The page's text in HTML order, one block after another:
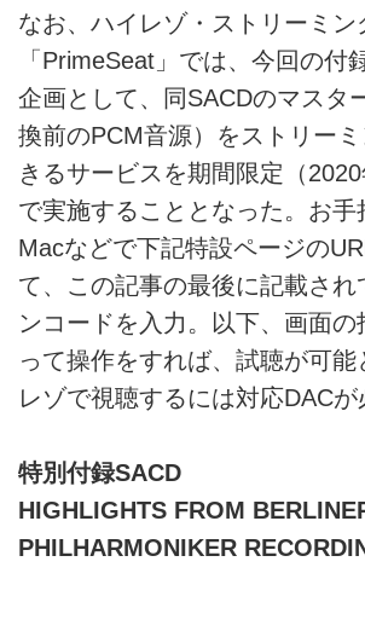
なお、ハイレゾ・ストリーミン
「PrimeSeat」では、今回の付
企画として、同SACDのマスタ
換前のPCM音源）をストリー
きるサービスを期間限定（2020
で実施することとなった。お手
Macなどで下記特設ページの
て、この記事の最後に記載され
ンコードを入力。以下、画面の
って操作をすれば、試聴が可能
レゾで視聴するには対応DACが
特別付録SACD
HIGHLIGHTS FROM
PHILHARMONIKER